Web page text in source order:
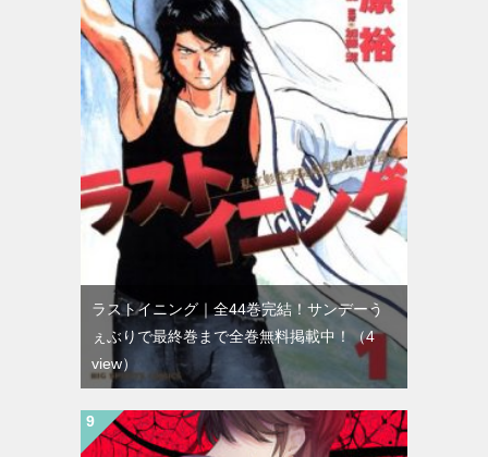
ラストイニング｜全44巻完結！サンデーう
ぇぶりで最終巻まで全巻無料掲載中！ （4
view）